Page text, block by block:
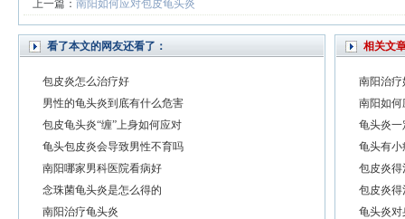
上一篇： 南阳如何应对包皮龟头炎
看了本文的网友还看了：
包皮炎怎么治疗好
男性的龟头炎到底有什么危害
包皮龟头炎“缠”上身如何应对
龟头包皮炎会导致男性不育吗
南阳哪家男科医院看病好
念珠菌龟头炎是怎么得的
南阳治疗龟头炎
相关文
南阳治疗
南阳如何
龟头炎一
龟头有小
包皮炎得
包皮炎得
龟头炎